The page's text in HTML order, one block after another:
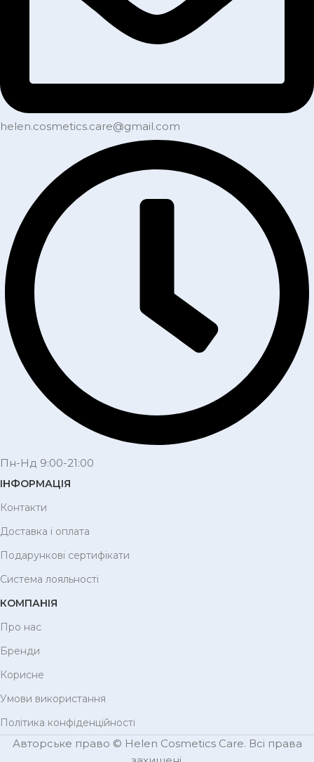
helen.cosmetics.care@gmail.com
Пн-Нд 9:00-21:00
ІНФОРМАЦІЯ
Контакти
Доставка і оплата
Подарункові сертифікати
Система лояльності
КОМПАНІЯ
Про нас
Бренди
Корисне
Умови використання
Політика конфіденційності
Авторське право © Helen Cosmetics Care. Всі права